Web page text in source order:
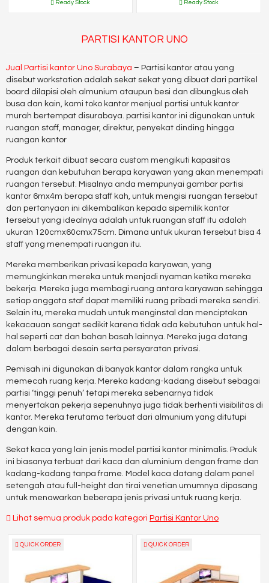
Ready Stock Ready Stock
PARTISI KANTOR UNO
Jual Partisi kantor Uno Surabaya – Partisi kantor atau yang
disebut workstation adalah sekat sekat yang dibuat dari partikel
board dilapisi oleh almunium ataupun besi dan dibungkus oleh
busa dan kain, kami toko kantor menjual partisi untuk kantor
murah bertempat disurabaya. partisi kantor ini digunakan untuk
ruangan staff, manager, direktur, penyekat dinding hingga
ruangan kantor
Produk terkait dibuat secara custom mengikuti kapasitas
ruangan dan kebutuhan berapa karyawan yang akan menempati
ruangan tersebut. Misalnya anda mempunyai gambar partisi
kantor 6mx4m berapa staff kah, untuk mengisi ruangan tersebut
dan pertanyaan ini dikembalikan kepada sipemilik kantor
tersebut yang idealnya adalah untuk ruangan staff itu adalah
ukuran 120cmx60cmx75cm. Dimana untuk ukuran tersebut bisa 4
staff yang menempati ruangan itu.
Mereka memberikan privasi kepada karyawan, yang
memungkinkan mereka untuk menjadi nyaman ketika mereka
bekerja. Mereka juga membagi ruang antara karyawan sehingga
setiap anggota staf dapat memiliki ruang pribadi mereka sendiri.
Selain itu, mereka mudah untuk menginstal dan menciptakan
kekacauan sangat sedikit karena tidak ada kebutuhan untuk hal-
hal seperti cat dan bahan basah lainnya. Mereka juga datang
dalam berbagai desain serta persyaratan privasi.
Pemisah ini digunakan di banyak kantor dalam rangka untuk
memecah ruang kerja. Mereka kadang-kadang disebut sebagai
partisi ‘tinggi penuh’ tetapi mereka sebenarnya tidak
menyertakan pekerja sepenuhnya juga tidak berhenti visibilitas di
kantor. Mereka terutama terbuat dari almunium yang ditutupi
dengan kain.
Sekat kaca yang lain jenis model partisi kantor minimalis. Produk
ini biasanya terbuat dari kaca dan aluminium dengan frame dan
kadang-kadang tanpa frame. Model kaca datang dalam panel
setengah atau full-height dan tirai venetian umumnya dipasang
untuk menawarkan beberapa jenis privasi untuk ruang kerja.
Lihat semua produk pada kategori Partisi Kantor Uno
QUICK ORDER QUICK ORDER